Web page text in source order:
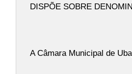
DISPÕE SOBRE
A Câmara Municipal de